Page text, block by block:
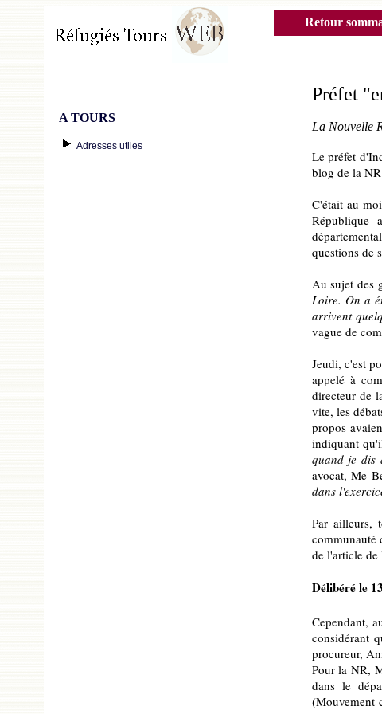
Retour
A TOURS
Adresses utiles
Préfet
La Nouvelle
Le préfet
blog de la
C'était au
République
questions de
Au sujet des
Loire. On a
arrivent
vague de
Jeudi, c'est
appelé à
directeur de
vite, les
propos
indiquant
quand je dis
avocat, Me
dans
Par ailleurs,
communauté
de l'article de
Délibéré le
Cependant,
considérant
procureur,
Pour la NR,
dans le
(Mouvement